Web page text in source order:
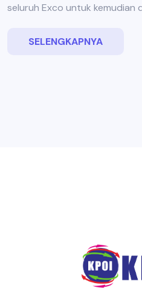
seluruh Exco untuk kemudian
SELENGKAPNYA